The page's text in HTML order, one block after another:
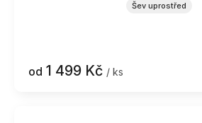
Šev uprostřed
od 1 499 Kč / ks